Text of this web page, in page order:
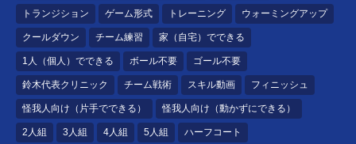
トランジション ゲーム形式 トレーニング ウォーミングアップ
クールダウン チーム練習 家（自宅）でできる
1人（個人）でできる ボール不要 ゴール不要
鈴木代表クリニック チーム戦術 スキル動画 フィニッシュ
怪我人向け（片手でできる） 怪我人向け（動かずにできる）
2人組 3人組 4人組 5人組 ハーフコート